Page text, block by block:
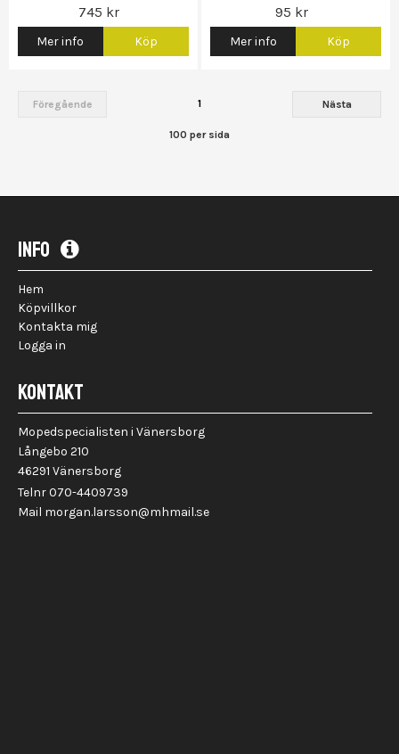
745 kr
Mer info Köp
95 kr
Mer info Köp
Föregående 1 Nästa
100 per sida
INFO
Hem
Köpvillkor
Kontakta mig
Logga in
KONTAKT
Mopedspecialisten i Vänersborg
Långebo 210
46291 Vänersborg
Telnr 070-4409739
Mail morgan.larsson@mhmail.se